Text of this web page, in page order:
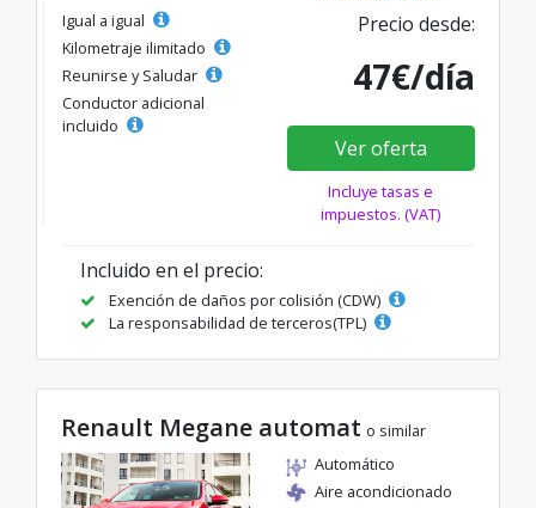
Igual a igual
Kilometraje ilimitado
Reunirse y Saludar
Conductor adicional
incluido
Precio desde:
47€/día
Ver oferta
Incluye tasas e
impuestos. (VAT)
Incluido en el precio:
Exención de daños por colisión (CDW)
La responsabilidad de terceros(TPL)
Renault Megane automat o similar
Automático
Aire acondicionado